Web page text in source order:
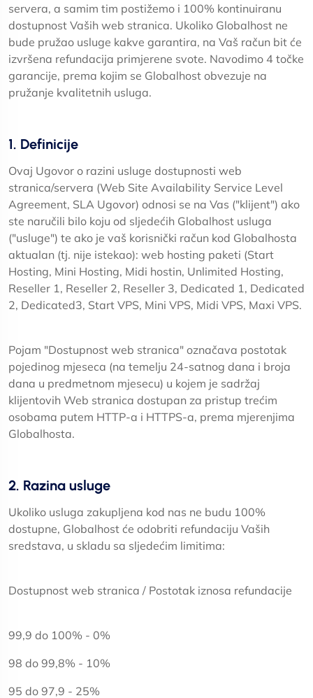
servera, a samim tim postižemo i 100% kontinuiranu
dostupnost Vaših web stranica. Ukoliko Globalhost ne
bude pružao usluge kakve garantira, na Vaš račun bit će
izvršena refundacija primjerene svote. Navodimo 4 točke
garancije, prema kojim se Globalhost obvezuje na
pružanje kvalitetnih usluga.
1. Definicije
Ovaj Ugovor o razini usluge dostupnosti web
stranica/servera (Web Site Availability Service Level
Agreement, SLA Ugovor) odnosi se na Vas ("klijent") ako
ste naručili bilo koju od sljedećih Globalhost usluga
("usluge") te ako je vaš korisnički račun kod Globalhosta
aktualan (tj. nije istekao): web hosting paketi (Start
Hosting, Mini Hosting, Midi hostin, Unlimited Hosting,
Reseller 1, Reseller 2, Reseller 3, Dedicated 1, Dedicated
2, Dedicated3, Start VPS, Mini VPS, Midi VPS, Maxi VPS.
Pojam "Dostupnost web stranica" označava postotak
pojedinog mjeseca (na temelju 24-satnog dana i broja
dana u predmetnom mjesecu) u kojem je sadržaj
klijentovih Web stranica dostupan za pristup trećim
osobama putem HTTP-a i HTTPS-a, prema mjerenjima
Globalhosta.
2. Razina usluge
Ukoliko usluga zakupljena kod nas ne budu 100%
dostupne, Globalhost će odobriti refundaciju Vaših
sredstava, u skladu sa sljedećim limitima:
Dostupnost web stranica / Postotak iznosa refundacije
99,9 do 100% - 0%
98 do 99,8% - 10%
95 do 97,9 - 25%